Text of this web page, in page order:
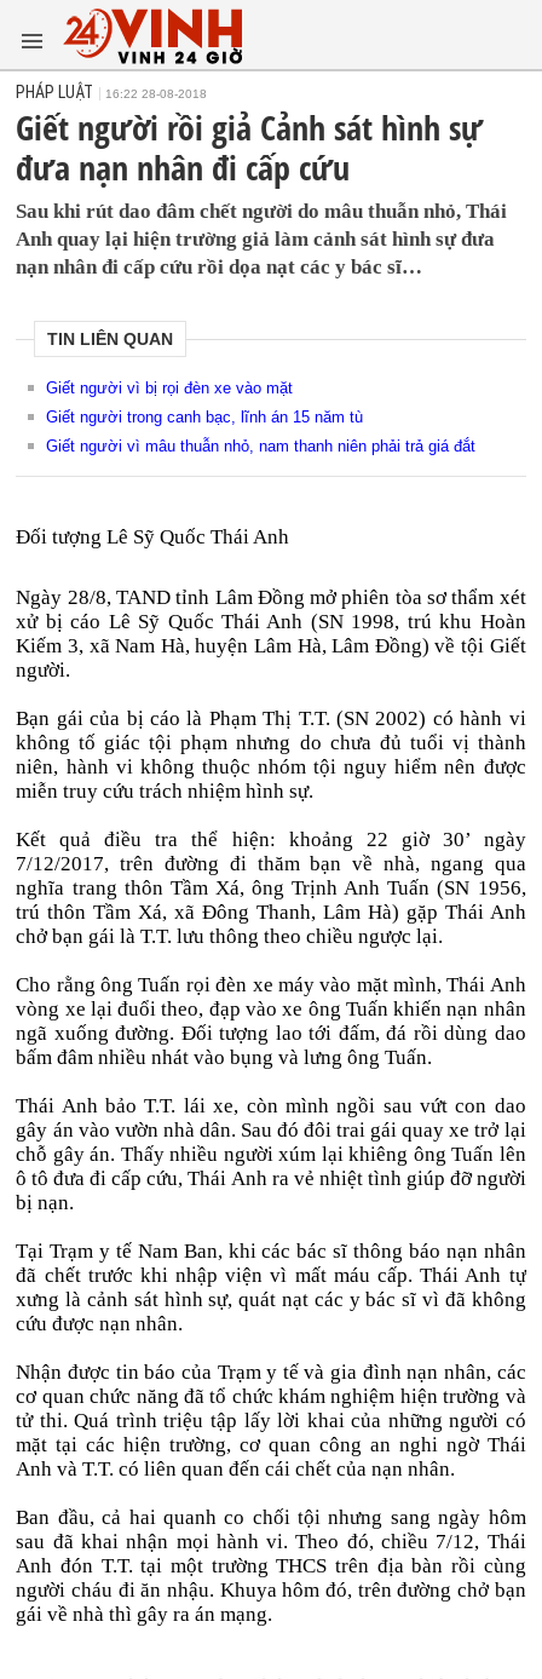
PHÁP LUẬT 16:22 28-08-2018
Giết người rồi giả Cảnh sát hình sự
đưa nạn nhân đi cấp cứu
Sau khi rút dao đâm chết người do mâu thuẫn nhỏ, Thái
Anh quay lại hiện trường giả làm cảnh sát hình sự đưa
nạn nhân đi cấp cứu rồi dọa nạt các y bác sĩ…
TIN LIÊN QUAN
Giết người vì bị rọi đèn xe vào mặt
Giết người trong canh bạc, lĩnh án 15 năm tù
Giết người vì mâu thuẫn nhỏ, nam thanh niên phải trả giá đắt
Đối tượng Lê Sỹ Quốc Thái Anh
Ngày 28/8, TAND tỉnh Lâm Đồng mở phiên tòa sơ thẩm xét
xử bị cáo Lê Sỹ Quốc Thái Anh (SN 1998, trú khu Hoàn
Kiếm 3, xã Nam Hà, huyện Lâm Hà, Lâm Đồng) về tội Giết
người.
Bạn gái của bị cáo là Phạm Thị T.T. (SN 2002) có hành vi
không tố giác tội phạm nhưng do chưa đủ tuổi vị thành
niên, hành vi không thuộc nhóm tội nguy hiểm nên được
miễn truy cứu trách nhiệm hình sự.
Kết quả điều tra thể hiện: khoảng 22 giờ 30’ ngày
7/12/2017, trên đường đi thăm bạn về nhà, ngang qua
nghĩa trang thôn Tầm Xá, ông Trịnh Anh Tuấn (SN 1956,
trú thôn Tầm Xá, xã Đông Thanh, Lâm Hà) gặp Thái Anh
chở bạn gái là T.T. lưu thông theo chiều ngược lại.
Cho rằng ông Tuấn rọi đèn xe máy vào mặt mình, Thái Anh
vòng xe lại đuổi theo, đạp vào xe ông Tuấn khiến nạn nhân
ngã xuống đường. Đối tượng lao tới đấm, đá rồi dùng dao
bấm đâm nhiều nhát vào bụng và lưng ông Tuấn.
Thái Anh bảo T.T. lái xe, còn mình ngồi sau vứt con dao
gây án vào vườn nhà dân. Sau đó đôi trai gái quay xe trở lại
chỗ gây án. Thấy nhiều người xúm lại khiêng ông Tuấn lên
ô tô đưa đi cấp cứu, Thái Anh ra vẻ nhiệt tình giúp đỡ người
bị nạn.
Tại Trạm y tế Nam Ban, khi các bác sĩ thông báo nạn nhân
đã chết trước khi nhập viện vì mất máu cấp. Thái Anh tự
xưng là cảnh sát hình sự, quát nạt các y bác sĩ vì đã không
cứu được nạn nhân.
Nhận được tin báo của Trạm y tế và gia đình nạn nhân, các
cơ quan chức năng đã tổ chức khám nghiệm hiện trường và
tử thi. Quá trình triệu tập lấy lời khai của những người có
mặt tại các hiện trường, cơ quan công an nghi ngờ Thái
Anh và T.T. có liên quan đến cái chết của nạn nhân.
Ban đầu, cả hai quanh co chối tội nhưng sang ngày hôm
sau đã khai nhận mọi hành vi. Theo đó, chiều 7/12, Thái
Anh đón T.T. tại một trường THCS trên địa bàn rồi cùng
người cháu đi ăn nhậu. Khuya hôm đó, trên đường chở bạn
gái về nhà thì gây ra án mạng.